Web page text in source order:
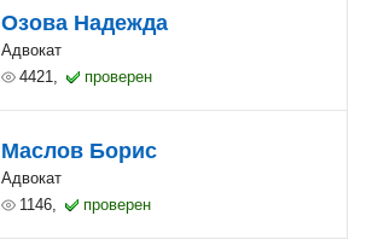
Озова Надежда
Адвокат
4421,
проверен
Маслов Борис
Адвокат
1146,
проверен